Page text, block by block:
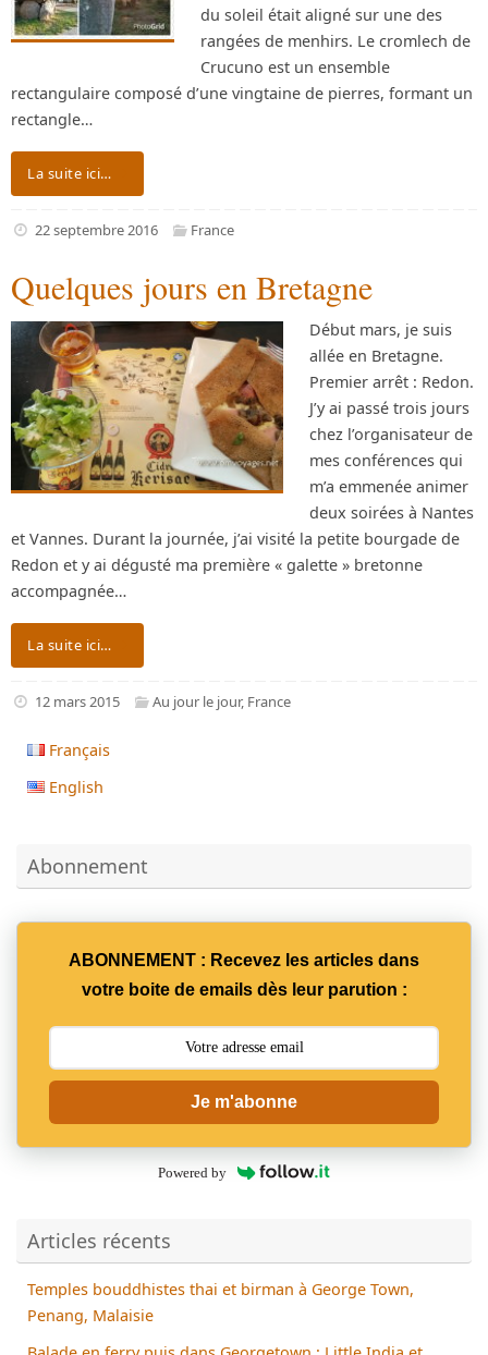
du soleil était aligné sur une des
rangées de menhirs. Le cromlech de
Crucuno est un ensemble
rectangulaire composé d’une vingtaine de pierres, formant un
rectangle…
La suite ici…
22 septembre 2016 France
Quelques jours en Bretagne
Début mars, je suis
allée en Bretagne.
Premier arrêt : Redon.
J’y ai passé trois jours
chez l’organisateur de
mes conférences qui
m’a emmenée animer
deux soirées à Nantes
et Vannes. Durant la journée, j’ai visité la petite bourgade de
Redon et y ai dégusté ma première « galette » bretonne
accompagnée…
La suite ici…
12 mars 2015 Au jour le jour, France
Français
English
Abonnement
ABONNEMENT : Recevez les articles dans
votre boite de emails dès leur parution :
Je m'abonne
Powered by
Articles récents
Temples bouddhistes thai et birman à George Town,
Penang, Malaisie